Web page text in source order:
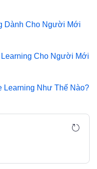
Dành Cho Người Mới
Cho Người Mới
Learning Như Thế Nào?